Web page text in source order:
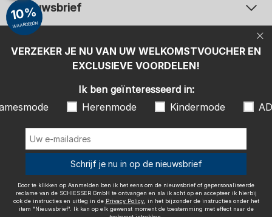
Nieuwsbrief
Uw
Uw e-mailadres
Aanmelden
Herenmode
ADIDAS
Door te klikken op Aanmelden ben ik het eens om de nieuwsbrief of
gepersonaliseerde reclame van de SCHIESSER GmbH te ontvangen en
sla ik acht op en accepteer ik hierbij ook de instructies en uitleg in de
, in het bijzonder de instructies onder het item
effect naar de toekomst intrekken.
Betaalwijzen
Wij bezorgen met
VERZEKER JE NU VAN UW WELKOMSTVOUCHER EN
EXCLUSIEVE VOORDELEN!
10%
WAARDEBON
Ik ben geïnteresseerd in:
Herenmode Kindermode
Schrijf je nu in op de nieuwsbrief
Door te klikken op Aanmelden ben ik het eens om de nieuwsbrief of gepersonaliseerde
reclame van de SCHIESSER GmbH te ontvangen en sla ik acht op en accepteer ik hierbij
ook de instructies en uitleg in de Privacy Policy, in het bijzonder de instructies onder het
item "Nieuwsbrief". Ik kan op elk gewenst moment de toestemming met effect naar de